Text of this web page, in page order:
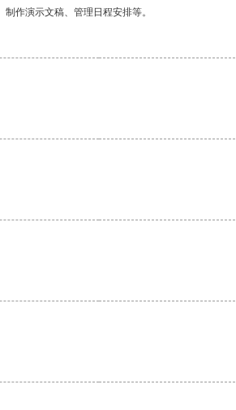
作演示文稿、管理日程安排等。